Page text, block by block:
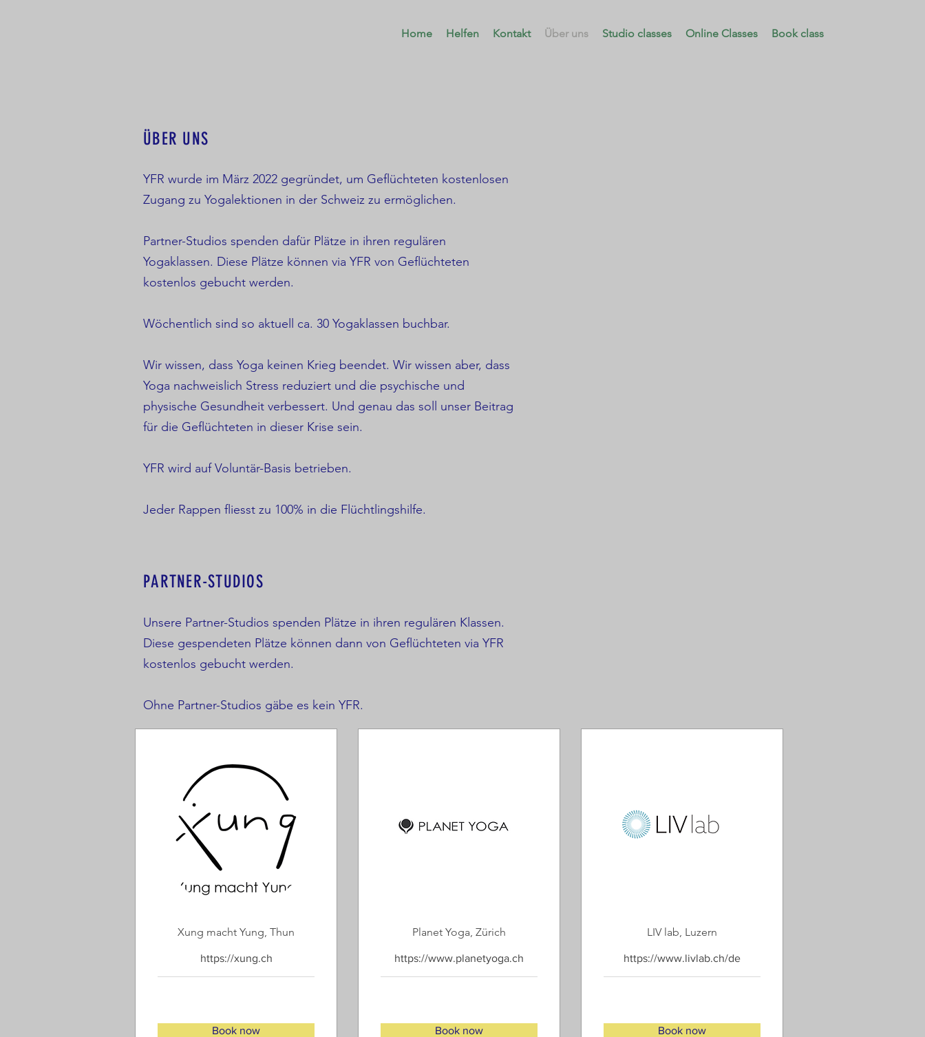
Home Helfen Kontakt Über uns Studio classes Online Classes Book class
ÜBER UNS
YFR wurde im März 2022 gegründet, um Geflüchteten kostenlosen
Zugang zu Yogalektionen in der Schweiz zu ermöglichen.
Partner-Studios spenden dafür Plätze in ihren regulären
Yogaklassen. Diese Plätze können via YFR von Geflüchteten
kostenlos gebucht werden.
Wöchentlich sind so aktuell ca. 30 Yogaklassen buchbar.
Wir wissen, dass Yoga keinen Krieg beendet. Wir wissen aber, dass
Yoga nachweislich Stress reduziert und die psychische und
physische Gesundheit verbessert. Und genau das soll unser Beitrag
für die Geflüchteten in dieser Krise sein.
YFR wird auf Voluntär-Basis betrieben.
Jeder Rappen fliesst zu 100% in die Flüchtlingshilfe.
PARTNER-STUDIOS
Unsere Partner-Studios spenden Plätze in ihren regulären Klassen.
Diese gespendeten Plätze können dann von Geflüchteten via YFR
kostenlos gebucht werden.
Ohne Partner-Studios gäbe es kein YFR.
Xung macht Yung, Thun
https://xung.ch
Book now
Planet Yoga, Zürich
https://www.planetyoga.ch
Book now
LIV lab, Luzern
https://www.livlab.ch/de
Book now